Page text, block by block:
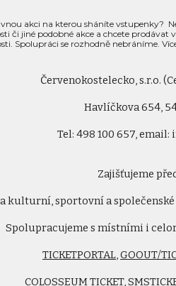
akci na kterou sháníte vstupenky?
či jiné podobné akce a chcete
Spolupráci se rozhodně nebráníme.
Červenokostelecko, s.r.o.
Havlíčkova 654,
Tel: 498 100 657,
Zajišťujeme
kulturní, sportovní a
Spolupracujeme s místními i
TICKETPORTAL,GOOUT/
COLOSSEUM TICKET,